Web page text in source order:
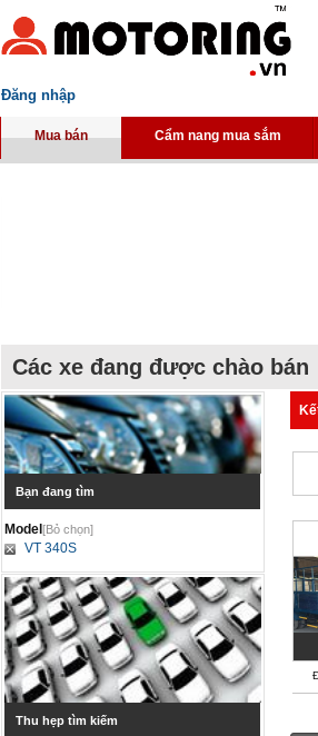
Đăng nhập
Mua bán Cẩm nang mua sắm
Các xe đang được chào bán
Bạn đang tìm
Model[Bỏ chọn]
VT 340S
Thu hẹp tìm kiếm